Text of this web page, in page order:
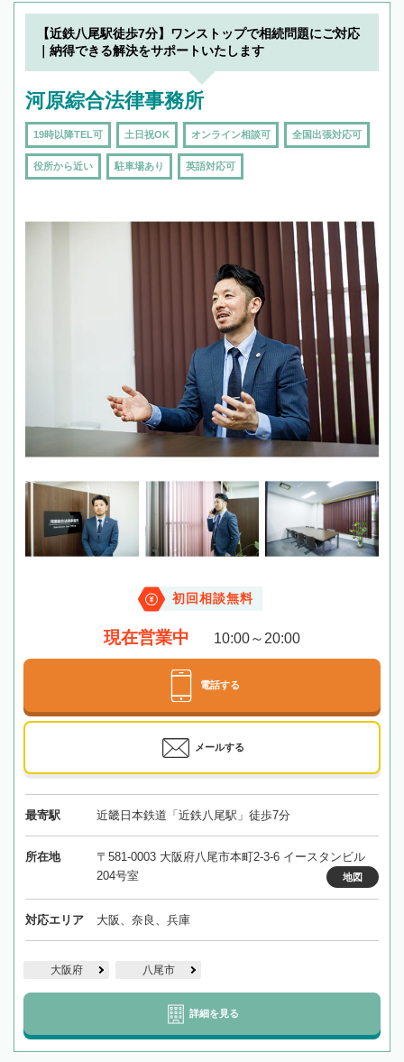
【近鉄八尾駅徒歩7分】ワンストップで相続問題にご対応
｜納得できる解決をサポートいたします
河原綜合法律事務所
19時以降TEL可 土日祝OK オンライン相談可 全国出張対応可
役所から近い 駐車場あり 英語対応可
初回相談無料
現在営業中 10:00～20:00
電話する
メールする
最寄駅 近畿日本鉄道「近鉄八尾駅」徒歩7分
所在地
〒581-0003 大阪府八尾市本町2-3-6 イースタンビル
204号室
地図
対応エリア 大阪、奈良、兵庫
大阪府 八尾市
詳細を見る